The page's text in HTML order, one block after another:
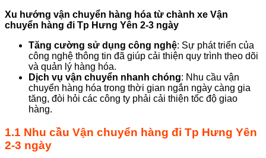
Xu hướng vận chuyển hàng hóa từ chành xe Vận
chuyển hàng đi Tp Hưng Yên 2-3 ngày
Tăng cường sử dụng công nghệ: Sự phát triển của
công nghệ thông tin đã giúp cải thiện quy trình theo dõi
và quản lý hàng hóa.
Dịch vụ vận chuyển nhanh chóng: Nhu cầu vận
chuyển hàng hóa trong thời gian ngắn ngày càng gia
tăng, đòi hỏi các công ty phải cải thiện tốc độ giao
hàng.
1.1 Nhu cầu Vận chuyển hàng đi Tp Hưng Yên
2-3 ngày